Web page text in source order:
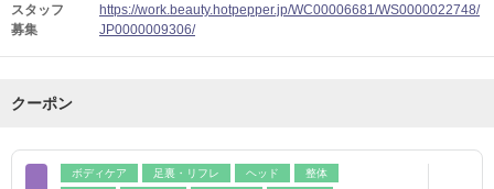
スタッフ
募集
https://work.beauty.hotpepper.jp/WC00006681/WS0000022748/
JP0000009306/
クーポン
ボディケア 足裏・リフレ ヘッド
整体